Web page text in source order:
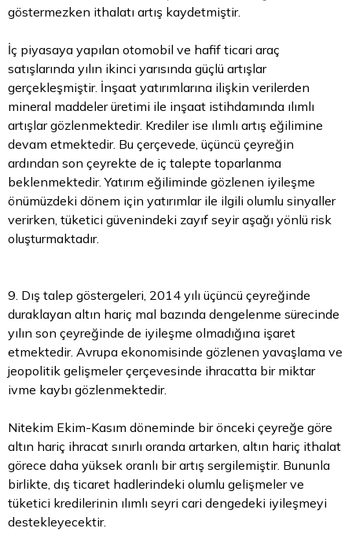
göstermezken ithalatı artış kaydetmiştir.
İç piyasaya yapılan otomobil ve hafif ticari araç
satışlarında yılın ikinci yarısında güçlü artışlar
gerçekleşmiştir. İnşaat yatırımlarına ilişkin verilerden
mineral maddeler üretimi ile inşaat istihdamında ılımlı
artışlar gözlenmektedir. Krediler ise ılımlı artış eğilimine
devam etmektedir. Bu çerçevede, üçüncü çeyreğin
ardından son çeyrekte de iç talepte toparlanma
beklenmektedir. Yatırım eğiliminde gözlenen iyileşme
önümüzdeki dönem için yatırımlar ile ilgili olumlu sinyaller
verirken, tüketici güvenindeki zayıf seyir aşağı yönlü risk
oluşturmaktadır.
9. Dış talep göstergeleri, 2014 yılı üçüncü çeyreğinde
duraklayan altın hariç mal bazında dengelenme sürecinde
yılın son çeyreğinde de iyileşme olmadığına işaret
etmektedir. Avrupa ekonomisinde gözlenen yavaşlama ve
jeopolitik gelişmeler çerçevesinde ihracatta bir miktar
ivme kaybı gözlenmektedir.
Nitekim Ekim-Kasım döneminde bir önceki çeyreğe göre
altın hariç ihracat sınırlı oranda artarken, altın hariç ithalat
görece daha yüksek oranlı bir artış sergilemiştir. Bununla
birlikte, dış ticaret hadlerindeki olumlu gelişmeler ve
tüketici kredilerinin ılımlı seyri cari dengedeki iyileşmeyi
destekleyecektir.